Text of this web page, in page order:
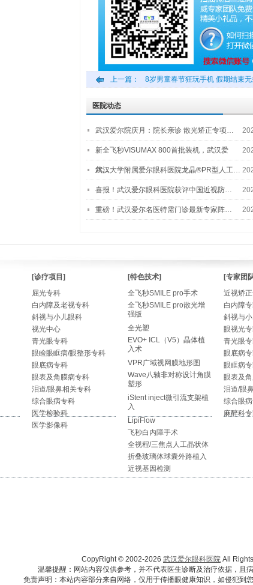
上一篇： 8岁男童春节狂玩手机 假期结束
医院动态
武汉爱尔院庆月：院长亲诊 散光矫正专项…
新全飞秒VISUMAX 800首批装机，武汉爱
尔…
武汉大学附属爱尔眼科医院龙晶®PR型人工…
喜报！武汉爱尔眼科医院获评中国近视防…
重磅！武汉爱尔名医特需门诊最新专家阵…
[诊疗项目]
屈光专科
白内障及老视专科
斜视与小儿眼科
视光中心
青光眼专科
眼睑眼眶病/眼整形专科
眼底病专科
眼表及角膜病专科
泪道/眼鼻相关专科
综合眼病专科
医学检验科
医学影像科
[特色技术]
全飞秒SMILE pro手术
全飞秒SMILE pro散光增
强版
全光塑
EVO+ ICL（V5）晶体植
入术
VPR广域视网膜地形图
Wave八轴非对称设计角膜
塑形
iStent inject微引流支架植
入
LipiFlow
飞秒白内障手术
全视程/三焦点人工晶状体
折叠玻璃体球囊外路植入
近视基因检测
[专家团
近视矫
白内障
斜视与
眼视光
青光眼
眼底病
眼眶病
眼表及
泪道/眼
综合眼
麻醉科
CopyRight © 2002-2026 武汉爱尔眼科医院 All
温馨提醒：网站内容仅供参考，并不代表医生诊断及治疗依据，且
免责声明：本站内容部分来自网络，仅用于传播眼健康知识，如侵犯到